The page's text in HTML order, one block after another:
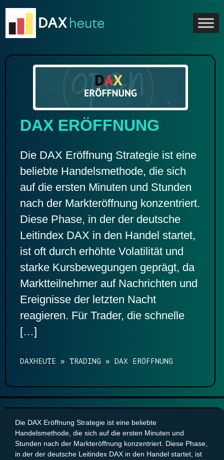
content
DAX ERÖFFNUNG
Die DAX Eröffnung Strategie ist eine
beliebte Handelsmethode, die sich
auf die ersten Minuten und Stunden
nach der Markteröffnung konzentriert.
Diese Phase, in der der deutsche
Leitindex DAX in den Handel startet,
ist oft durch erhöhte Volatilität und
starke Kursbewegungen geprägt, da
Marktteilnehmer auf Nachrichten und
Ereignisse der letzten Nacht
reagieren. Für Trader, die schnelle
[…]
DAXHEUTE » TRADING » DAX ERÖFFNUNG
Die DAX Eröffnung Strategie ist eine beliebte
Handelsmethode, die sich auf die ersten Minuten und
Stunden nach der Markteröffnung konzentriert. Diese Phase,
in der der deutsche Leitindex DAX in den Handel startet, ist